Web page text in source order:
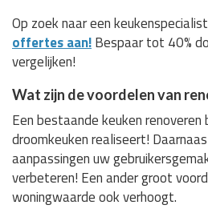
Op zoek naar een
offertes aan!Bespaar tot 40%
vergelijken!
Wat zijn de voordelen van
Een bestaande keuken
droomkeuken realiseert!
aanpassingen uw
verbeteren! Een ander groot
woningwaarde ook verhoogt.